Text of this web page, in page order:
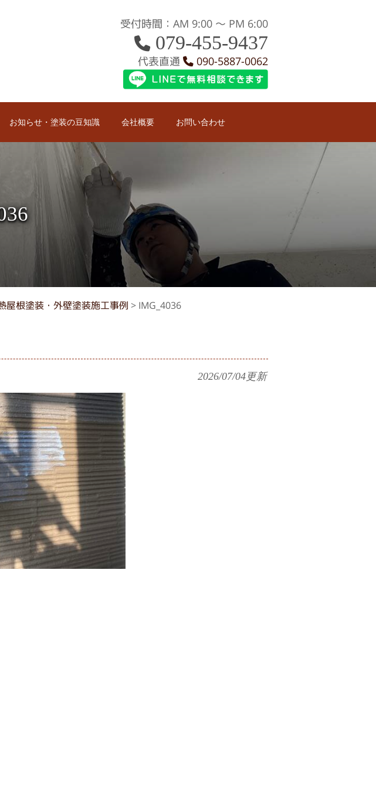
受付時間：AM 9:00 〜 PM 6:00
079-455-9437
代表直通 090-5887-0062
お知らせ・塗装の豆知識 会社概要 お問い合わせ
屋根塗装・外壁塗装施工事例 > IMG_4036
2026/07/04更新